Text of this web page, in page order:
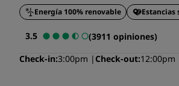
Consultar nuestros
Ideas de viaje
Hoteles para familias
Energía 100% renovable Estancias
3.5
(3911 opiniones)
Check-in 3:00pm Check-out 12:00pm